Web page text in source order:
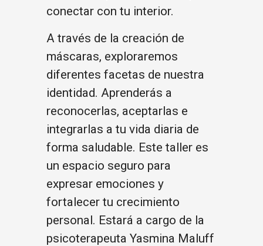
conectar con tu interior.
A través de la creación de
máscaras, exploraremos
diferentes facetas de nuestra
identidad. Aprenderás a
reconocerlas, aceptarlas e
integrarlas a tu vida diaria de
forma saludable. Este taller es
un espacio seguro para
expresar emociones y
fortalecer tu crecimiento
personal. Estará a cargo de la
psicoterapeuta Yasmina Maluff